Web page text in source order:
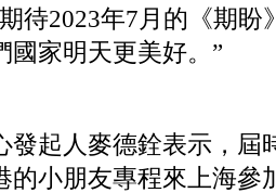
待2023年7月的《期盼
國家明天更美好。”
發起人麥德銓表示，屆
的小朋友專程來上海參